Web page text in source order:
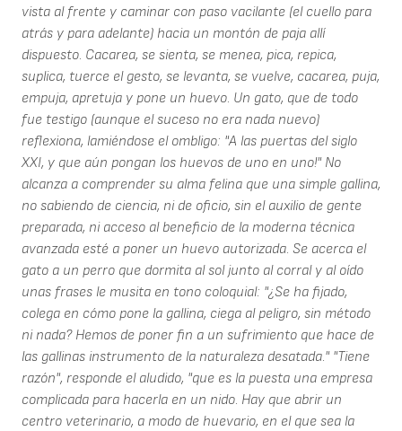
vista al frente y caminar con paso vacilante (el cuello para
atrás y para adelante) hacia un montón de paja allí
dispuesto. Cacarea, se sienta, se menea, pica, repica,
suplica, tuerce el gesto, se levanta, se vuelve, cacarea, puja,
empuja, apretuja y pone un huevo. Un gato, que de todo
fue testigo (aunque el suceso no era nada nuevo)
reflexiona, lamiéndose el ombligo: "A las puertas del siglo
XXI, y que aún pongan los huevos de uno en uno!" No
alcanza a comprender su alma felina que una simple gallina,
no sabiendo de ciencia, ni de oficio, sin el auxilio de gente
preparada, ni acceso al beneficio de la moderna técnica
avanzada esté a poner un huevo autorizada. Se acerca el
gato a un perro que dormita al sol junto al corral y al oído
unas frases le musita en tono coloquial: "¿Se ha fijado,
colega en cómo pone la gallina, ciega al peligro, sin método
ni nada? Hemos de poner fin a un sufrimiento que hace de
las gallinas instrumento de la naturaleza desatada." "Tiene
razón", responde el aludido, "que es la puesta una empresa
complicada para hacerla en un nido. Hay que abrir un
centro veterinario, a modo de huevario, en el que sea la